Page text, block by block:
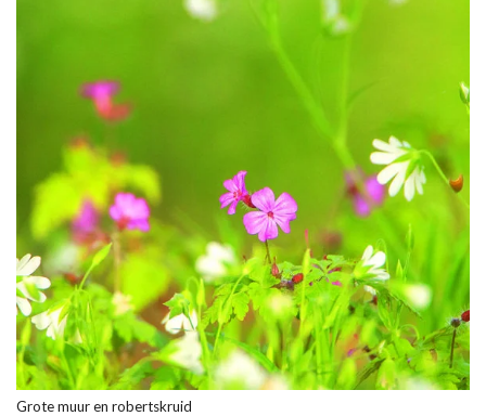
Grote muur en robertskruid